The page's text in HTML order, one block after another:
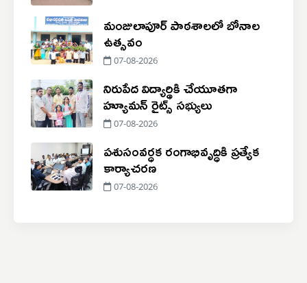
మంజులాపూర్ పాఠశాలలో బోనాల
ఉత్సవం
07-08-2026
నిరుపేద విద్యార్థికి చేయూతగా
హ్యూమన్ రైట్స్ సభ్యులు
07-08-2026
పశుసంవర్ధక రంగాభివృద్ధికి ప్రత్యేక
కార్యాచరణ
07-08-2026